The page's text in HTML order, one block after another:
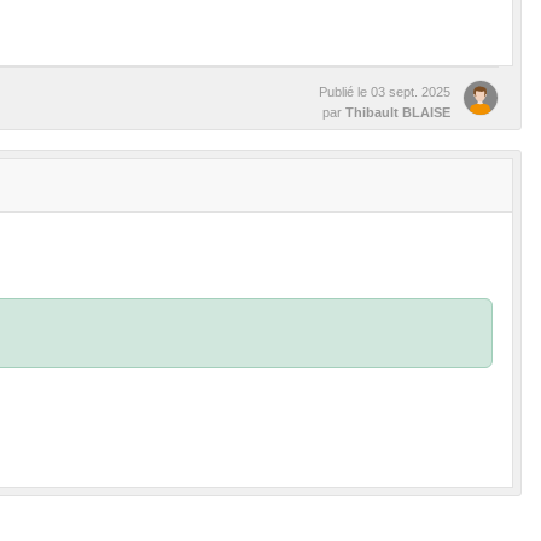
Publié le 03 sept. 2025
par Thibault BLAISE